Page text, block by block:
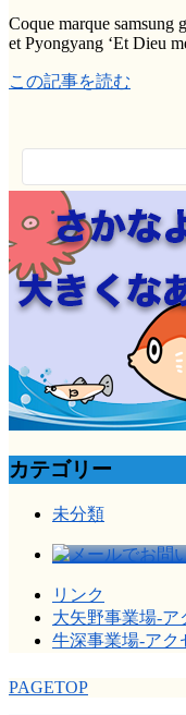
Coque marque samsung
et Pyongyang ‘Et Dieu
この記事を読む
索:
カテゴリー
未分類
リンク
大矢野事業場-ア
牛深事業場-アク
PAGETOP